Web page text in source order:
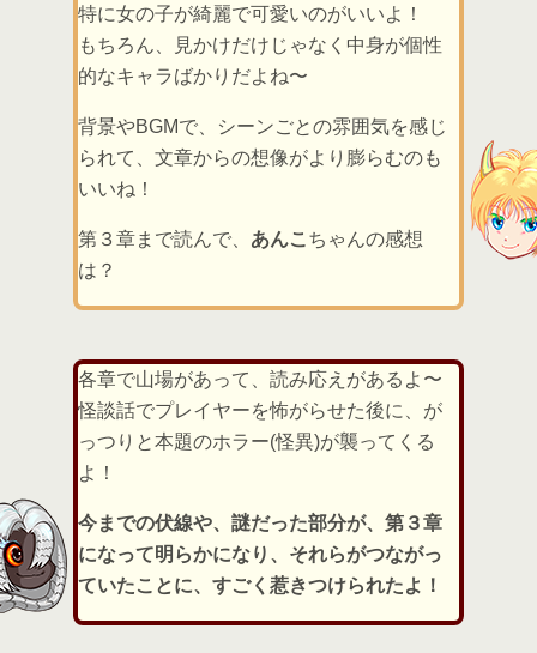
特に女の子が綺麗で可愛いのがいいよ！
もちろん、見かけだけじゃなく中身が個性
的なキャラばかりだよね〜
背景やBGMで、シーンごとの雰囲気を感じ
られて、文章からの想像がより膨らむのも
いいね！
第３章まで読んで、 あんこ ちゃんの感想
は？
各章で山場があって、読み応えがあるよ〜
怪談話でプレイヤーを怖がらせた後に、が
っつりと本題のホラー(怪異)が襲ってくる
よ！
今までの伏線や、謎だった部分が、第３章
になって明らかになり、それらがつながっ
ていたことに、すごく惹きつけられたよ！